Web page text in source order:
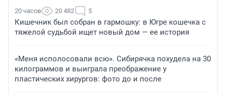
20 часов 20 482 5
Кишечник был собран в гармошку: в Югре кошечка с
тяжелой судьбой ищет новый дом — ее история
«Меня исполосовали всю». Сибирячка похудела на 30
килограммов и выиграла преображение у
пластических хирургов: фото до и после